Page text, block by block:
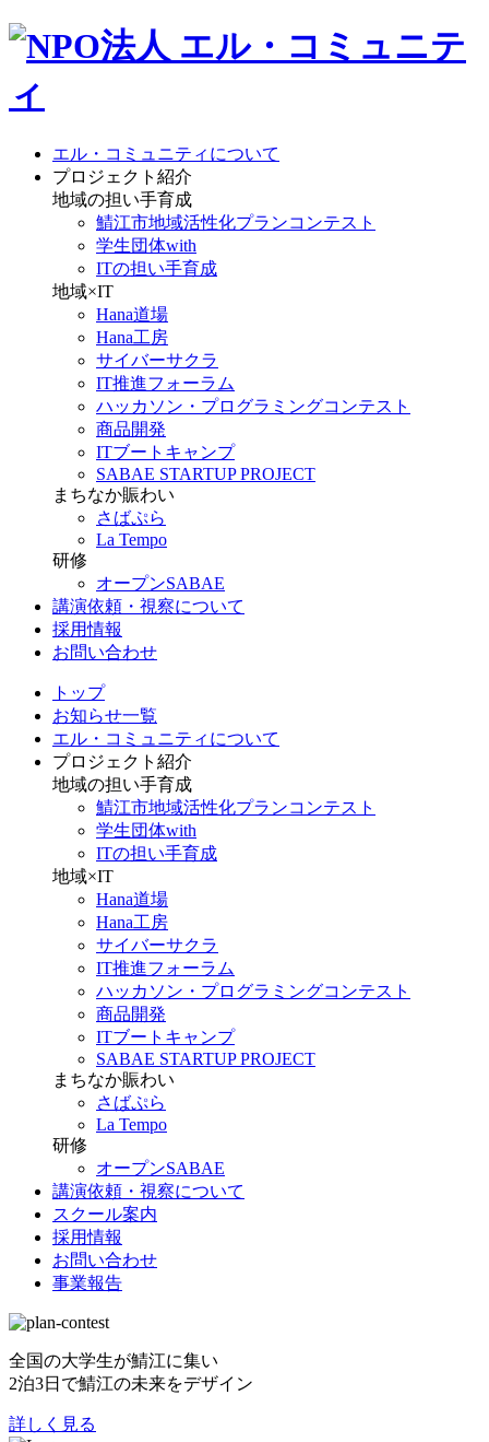
エル・コミュニティについて
プロジェクト紹介
地域の担い手育成
鯖江市地域活性化プランコンテスト
学生団体with
ITの担い手育成
地域×IT
Hana道場
Hana工房
サイバーサクラ
IT推進フォーラム
ハッカソン・プログラミングコンテスト
商品開発
ITブートキャンプ
SABAE STARTUP PROJECT
まちなか賑わい
さばぷら
La Tempo
研修
オープンSABAE
講演依頼・視察について
採用情報
お問い合わせ
トップ
お知らせ一覧
エル・コミュニティについて
プロジェクト紹介
地域の担い手育成
鯖江市地域活性化プランコンテスト
学生団体with
ITの担い手育成
地域×IT
Hana道場
Hana工房
サイバーサクラ
IT推進フォーラム
ハッカソン・プログラミングコンテスト
商品開発
ITブートキャンプ
SABAE STARTUP PROJECT
まちなか賑わい
さばぷら
La Tempo
研修
オープンSABAE
講演依頼・視察について
スクール案内
採用情報
お問い合わせ
事業報告
全国の大学生が鯖江に集い
2泊3日で鯖江の未来をデザイン
詳しく見る